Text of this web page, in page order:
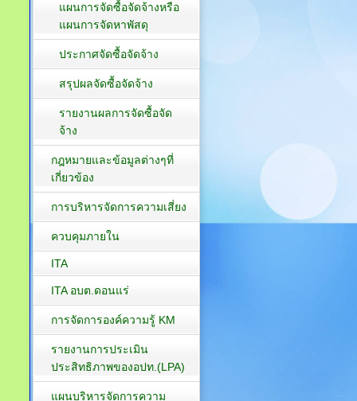
แผนการจัดซื้อจัดจ้างหรือ
แผนการจัดหาพัสดุ
ประกาศจัดซื้อจัดจ้าง
สรุปผลจัดซื้อจัดจ้าง
รายงานผลการจัดซื้อจัด
จ้าง
กฎหมายและข้อมูลต่างๆที่
เกี่ยวข้อง
การบริหารจัดการความเสี่ยง
ควบคุมภายใน
ITA
ITA อบต.ดอนแร่
การจัดการองค์ความรู้ KM
รายงานการประเมิน
ประสิทธิภาพของอปท.(LPA)
แผนบริหารจัดการความ